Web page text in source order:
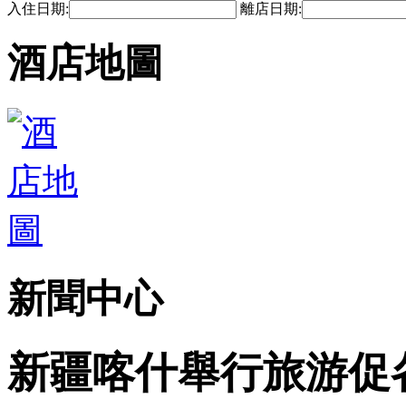
入住日期: 離店日期:
酒店地圖
新聞中心
新疆喀什舉行旅游